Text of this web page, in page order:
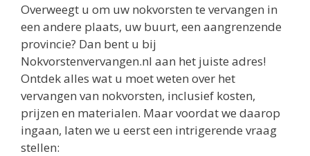
Overweegt u om uw nokvorsten te vervangen in
een andere plaats, uw buurt, een aangrenzende
provincie? Dan bent u bij
Nokvorstenvervangen.nl aan het juiste adres!
Ontdek alles wat u moet weten over het
vervangen van nokvorsten, inclusief kosten,
prijzen en materialen. Maar voordat we daarop
ingaan, laten we u eerst een intrigerende vraag
stellen: